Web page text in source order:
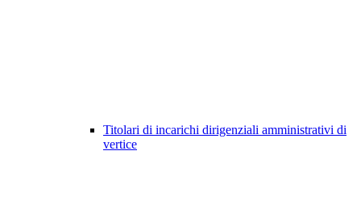
Titolari di incarichi dirigenziali amministrativi di
vertice